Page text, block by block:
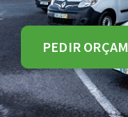
PEDIR